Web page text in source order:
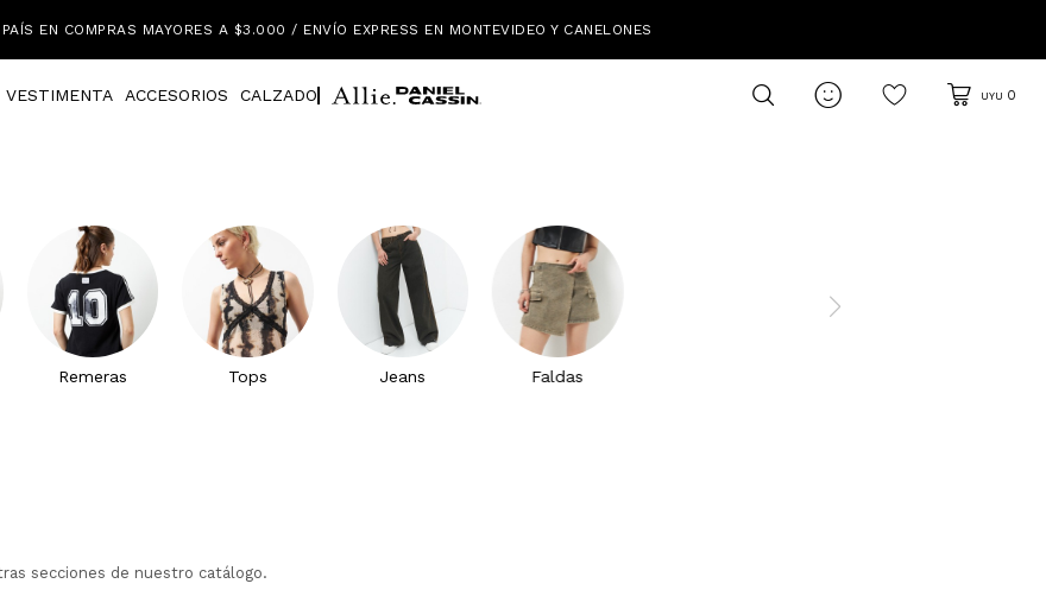
EN COMPRAS MAYORES A $3.000 / ENVÍO EXPRESS EN MONTEVIDEO Y CANELONES
VESTIMENTA ACCESORIOS CALZADO  UYU 0
Remeras Tops Jeans Faldas
secciones de nuestro catálogo.